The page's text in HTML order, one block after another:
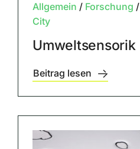
Allgemein / Forschung /
City
Umweltsensorik
Beitrag lesen